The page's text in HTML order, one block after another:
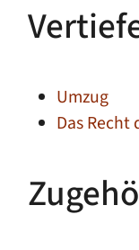
Umzug
Das